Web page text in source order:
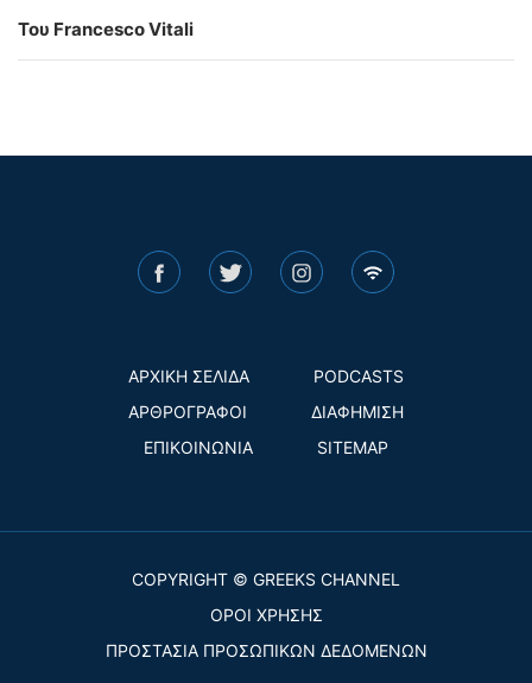
Του Francesco Vitali
ΑΡΧΙΚΗ ΣΕΛΙΔΑ
PODCASTS
ΑΡΘΡΟΓΡΑΦΟΙ
ΔΙΑΦΗΜΙΣΗ
ΕΠΙΚΟΙΝΩΝΙΑ
SITEMAP
COPYRIGHT © GREEKS CHANNEL
ΟΡΟΙ ΧΡΗΣΗΣ
ΠΡΟΣΤΑΣΙΑ ΠΡΟΣΩΠΙΚΩΝ ΔΕΔΟΜΕΝΩΝ